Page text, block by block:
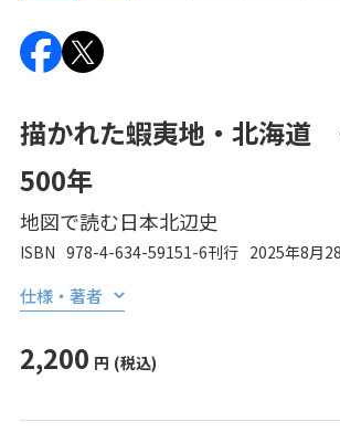
描かれた蝦夷地・北海道
500年
地図で読む日本北辺史
ISBN 978-4-634-59151-6刊行 2025年8月
仕様・著者
2,200 円 (税込)